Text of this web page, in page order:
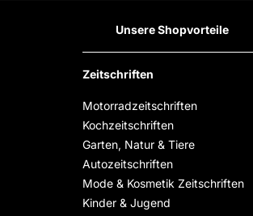
Unsere Shopvorteile
Zeitschriften
Motorradzeitschriften
Kochzeitschriften
Garten, Natur & Tiere
Autozeitschriften
Mode & Kosmetik Zeitschriften
Kinder & Jugend